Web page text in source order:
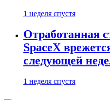
1 неделя спустя
Отработанная
SpaceX
следующей
1 неделя спустя